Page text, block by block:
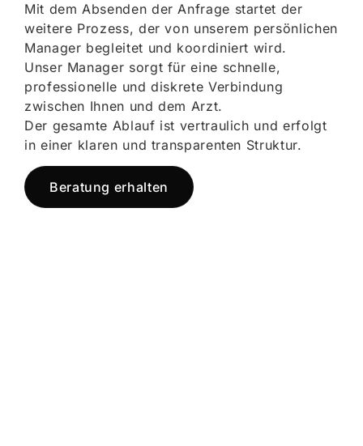
Mit dem Absenden der Anfrage startet der
weitere Prozess, der von unserem persönlichen
Manager begleitet und koordiniert wird.
Unser Manager sorgt für eine schnelle,
professionelle und diskrete Verbindung
zwischen Ihnen und dem Arzt.
Der gesamte Ablauf ist vertraulich und erfolgt
in einer klaren und transparenten Struktur.
Beratung erhalten